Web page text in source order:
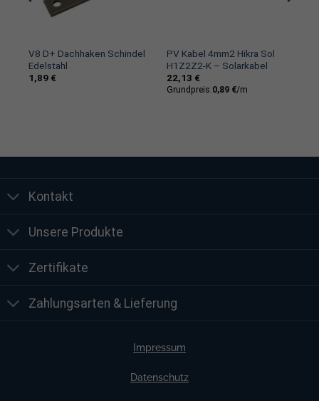
V8 D+ Dachhaken Schindel
Edelstahl
1,89 €
PV Kabel 4mm2 Hikra Sol
H1Z2Z2-K – Solarkabel
22,13 €
Grundpreis:0,89 €/m
Kontakt
Unsere Produkte
Zertifikate
Zahlungsarten & Lieferung
Impressum
Datenschutz